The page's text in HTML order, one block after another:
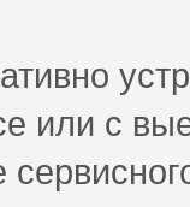
или с